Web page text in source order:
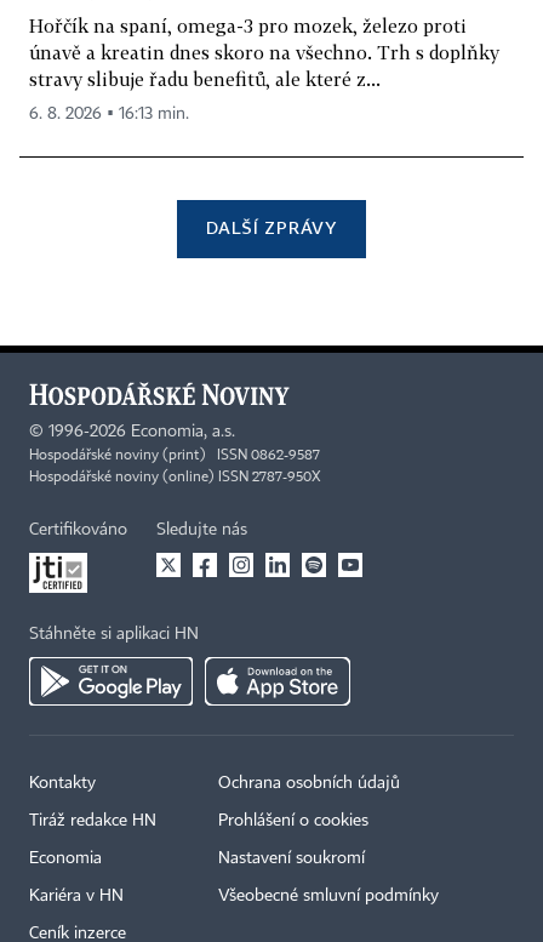
Hořčík na spaní, omega-3 pro mozek, železo proti
únavě a kreatin dnes skoro na všechno. Trh s doplňky
stravy slibuje řadu benefitů, ale které z...
6. 8. 2026 ▪ 16:13 min.
DALŠÍ ZPRÁVY
© 1996-2026 Economia, a.s.
Hospodářské noviny (print) ISSN 0862-9587
Hospodářské noviny (online) ISSN 2787-950X
Certifikováno Sledujte nás
Stáhněte si aplikaci HN
Kontakty
Tiráž redakce HN
Economia
Kariéra v HN
Ceník inzerce
Ochrana osobních údajů
Prohlášení o cookies
Nastavení soukromí
Všeobecné smluvní podmínky